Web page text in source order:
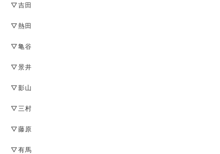
▽吉田
▽熱田
▽亀谷
▽景井
▽影山
▽三村
▽藤原
▽有馬